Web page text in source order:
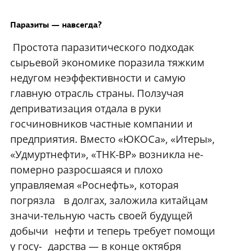
Паразиты — навсегда?
Простота паразитического подходак
сырьевой экономике поразила тяжким
недугом неэффективности и самую
главную отрасль страны. Ползучая
деприватизация отдала в руки
госчиновников частные компании и
предприятия. Вместо «ЮКОСа», «Итеры»,
«Удмуртнефти», «ТНК-ВР» возникла не-
померно разросшаяся и плохо
управляемая «Роснефть», которая
погрязла в долгах, заложила китайцам
значи-тельную часть своей будущей
добычи нефти и теперь требует помощи
у госу- дарства — в конце октября